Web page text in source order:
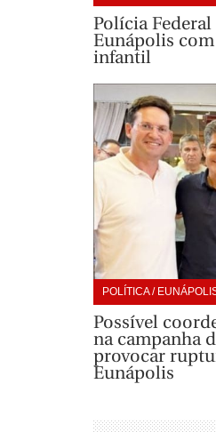
Polícia
Eunápolis
infantil
POLÍTICA /
Possível
na campanha
provocar
Eunápolis